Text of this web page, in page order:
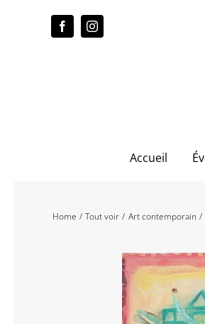
Accueil
Home Tout voir Art contemporain